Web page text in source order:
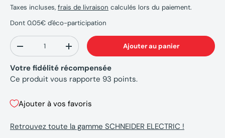
Taxes incluses, frais de livraison calculés lors du paiement.
Dont 0.05€ d'éco-participation
Qté
-
+ Ajouter au panier
Votre fidélité récompensée
Ce produit vous rapporte 93 points.
Ajouter à vos favoris
Retrouvez toute la gamme SCHNEIDER ELECTRIC !